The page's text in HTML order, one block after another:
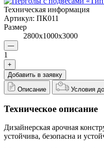
Техническая информация
Артикул: ПК011
Размер
2800х1000х3000
—
1
+
Добавить в заявку
Описание
Условия
Техническое описание
Дизайнерская арочная
устойчива, безопасна и